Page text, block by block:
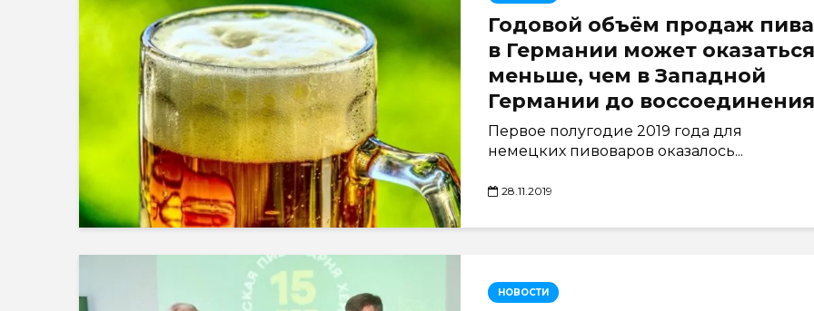
Годовой объём продаж пива
в Германии может оказаться
меньше, чем в Западной
Германии до воссоединения
Первое полугодие 2019 года для
немецких пивоваров оказалось...
28.11.2019
НОВОСТИ